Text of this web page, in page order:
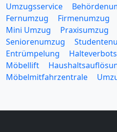
Umzugsservice
Fernumzug
Firmenumzug
Mini Umzug
Praxisumzug
Seniorenumzug
Entrümpelung
Möbellift
Möbelmitfahrzentrale